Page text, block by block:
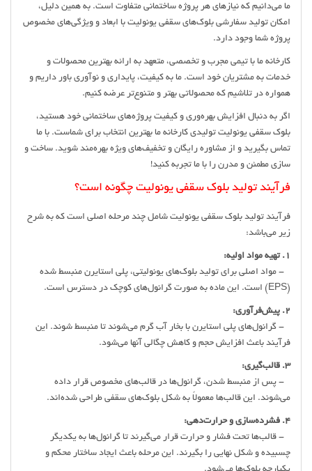
ما می‌دانیم که نیازهای هر پروژه ساختمانی متفاوت است. به همین دلیل،
امکان تولید سفارشی بلوک‌های سقفی یونولیت با ابعاد و ویژگی‌های مخصوص
پروژه شما وجود دارد.
کارخانه ما با تیمی مجرب و تخصصی، متعهد به ارائه بهترین محصولات و
خدمات به مشتریان خود است. ما به کیفیت، پایداری و نوآوری باور داریم و
همواره در تلاشیم که محصولاتی بهتر و متنوع‌تر عرضه کنیم.
اگر به دنبال افزایش بهره‌وری و کیفیت پروژه‌های ساختمانی خود هستید،
بلوک سقفی یونولیت تولیدی کارخانه ما بهترین انتخاب برای شماست. با ما
تماس بگیرید و از مشاوره رایگان و تخفیف‌های ویژه بهره‌مند شوید. ساخت و
سازی مطمئن و مدرن را با ما تجربه کنید!
فرآیند تولید بلوک سقفی یونولیت چگونه است؟
فرآیند تولید بلوک سقفی یونولیت شامل چند مرحله اصلی است که به شرح
زیر می‌باشد:
1. تهیه مواد اولیه:
- مواد اصلی برای تولید بلوک‌های یونولیتی، پلی استایرن منبسط شده
(EPS) است. این ماده به صورت گرانول‌های کوچک در دسترس است.
2. پیش‌فرآوری:
- گرانول‌های پلی استایرن با بخار آب گرم می‌شوند تا منبسط شوند. این
فرآیند باعث افزایش حجم و کاهش چگالی آنها می‌شود.
3. قالب‌گیری:
- پس از منبسط شدن، گرانول‌ها در قالب‌های مخصوص قرار داده
می‌شوند. این قالب‌ها معمولاً به شکل بلوک‌های سقفی طراحی شده‌اند.
4. فشرده‌سازی و حرارت‌دهی:
- قالب‌ها تحت فشار و حرارت قرار می‌گیرند تا گرانول‌ها به یکدیگر
چسبیده و شکل نهایی را بگیرند. این مرحله باعث ایجاد ساختار محکم و